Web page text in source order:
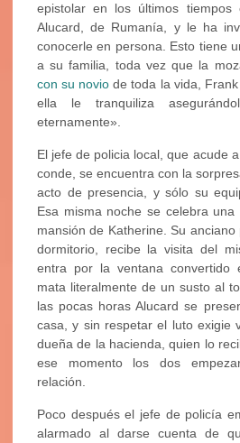
epistolar en los últimos tiempos
Alucard, de Rumanía, y le ha
conocerle en persona. Esto tiene
a su familia, toda vez que la
con su novio de toda la vida,
ella le tranquiliza
eternamente».
El jefe de policia local, que acude
conde, se encuentra con la
acto de presencia, y sólo su
Esa misma noche se celebra
mansión de Katherine. Su
dormitorio, recibe la visita del
entra por la ventana convertido
mata literalmente de un susto al
las pocas horas Alucard se
casa, y sin respetar el luto exigie
dueña de la hacienda, quien lo
ese momento los dos
relación.
Poco después el jefe de policía
alarmado al darse cuenta de